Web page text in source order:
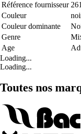
Référence fournisseur
Couleur
Couleur dominante
Genre
Age
Loading...
Loading...
Toutes nos